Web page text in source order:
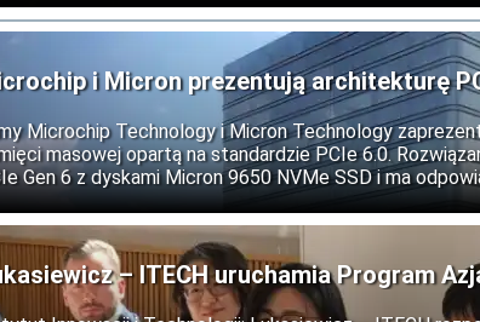
i Micron prezentują architekturę
Microchip Technology i Micron Technology
masowej opartą na standardzie PCIe 6.0.
Gen 6 z dyskami Micron 9650 NVMe SSD i ma
danych obsługujących sztuczną inteligencję,
chmurowe.
– ITECH uruchamia Program